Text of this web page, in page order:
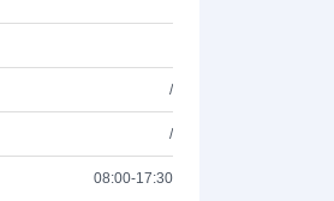
/
/
08:00-17:30